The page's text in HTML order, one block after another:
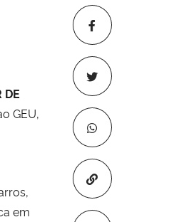
Copiar para
DE
GEU,
em